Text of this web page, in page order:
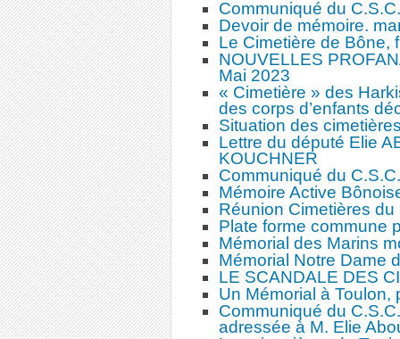
Communiqué du
Devoir de mémoire.
Le Cimetière de Bône,
NOUVELLES
Mai 2023
« Cimetière » des
des corps d’enfants
Situation des
Lettre du député Elie
KOUCHNER
Communiqué du
Mémoire Active
Réunion Cimetières
Plate forme commune
Mémorial des Marins
Mémorial Notre Dame
LE SCANDALE DES
Un Mémorial à Toulon,
Communiqué du
adressée à M. Elie